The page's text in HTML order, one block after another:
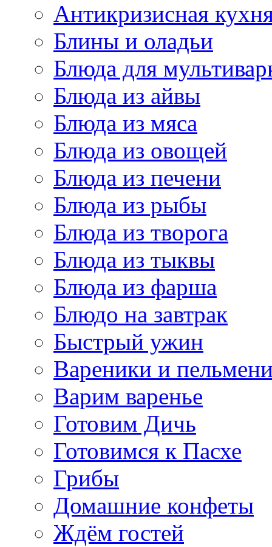
Антикризисная
Блины и оладьи
Блюда для
Блюда из айвы
Блюда из мяса
Блюда из овощей
Блюда из печени
Блюда из рыбы
Блюда из творога
Блюда из тыквы
Блюда из фарша
Блюдо на завтрак
Быстрый ужин
Вареники и
Варим варенье
Готовим Дичь
Готовимся к Пасхе
Грибы
Домашние конфеты
Ждём гостей